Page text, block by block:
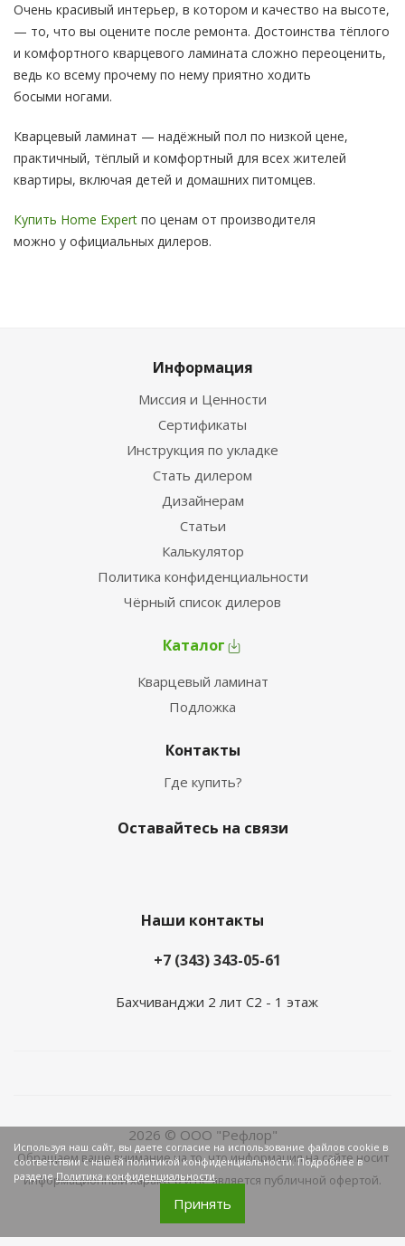
Очень красивый интерьер, в котором и качество на высоте,
— то, что вы оцените после ремонта. Достоинства тёплого
и комфортного кварцевого ламината сложно переоценить,
ведь ко всему прочему по нему приятно ходить
босыми ногами.
Кварцевый ламинат — надёжный пол по низкой цене,
практичный, тёплый и комфортный для всех жителей
квартиры, включая детей и домашних питомцев.
Купить Home Expert по ценам от производителя
можно у официальных дилеров.
Информация
Миссия и Ценности
Сертификаты
Инструкция по укладке
Стать дилером
Дизайнерам
Статьи
Калькулятор
Политика конфиденциальности
Чёрный список дилеров
Каталог
Кварцевый ламинат
Подложка
Контакты
Где купить?
Оставайтесь на связи
Наши контакты
+7 (343) 343-05-61
Бахчиванджи 2 лит С2 - 1 этаж
2026 © ООО "Рефлор"
Обращаем ваше внимание на то, что информация на сайте носит
информационный характер и не является публичной офертой.
Используя наш сайт, вы даете согласие на использование файлов cookie в
соответствии с нашей политикой конфиденциальности. Подробнее в
разделеПолитика конфиденциальности.
Принять